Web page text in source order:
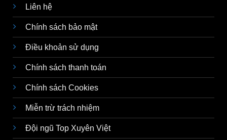
Liên hệ
Chính sách bảo mật
Điều khoản sử dụng
Chính sách thanh toán
Chính sách Cookies
Miễn trừ trách nhiệm
Đội ngũ Top Xuyên Việt